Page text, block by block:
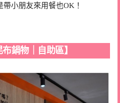
小朋友來用餐也OK！
鍋物｜自助區】